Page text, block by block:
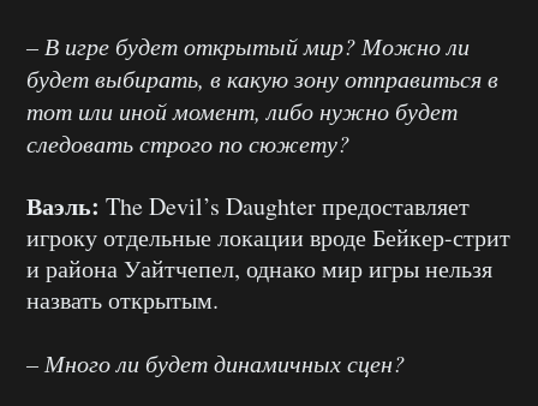
– В игре будет открытый мир? Можно ли
будет выбирать, в какую зону отправиться в
тот или иной момент, либо нужно будет
следовать строго по сюжету?
Ваэль: The Devil’s Daughter предоставляет
игроку отдельные локации вроде Бейкер-стрит
и района Уайтчепел, однако мир игры нельзя
назвать открытым.
– Много ли будет динамичных сцен?